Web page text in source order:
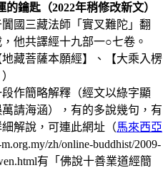
鑰匙（2022年稍修改新文）
國三藏法師「實叉難陀」翻
他共譯經十九部一○七卷。
藏菩薩本願經】、【大乘入楞
作簡略解釋（經文以綠字顯
請海涵），有的多說幾句，有
解說，可連此網址（馬來西亞
zh/online-buddhist/2009-
有「佛說十善業道經簡